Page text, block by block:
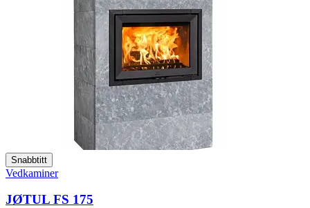
Snabbtitt
Vedkaminer
JØTUL FS 175